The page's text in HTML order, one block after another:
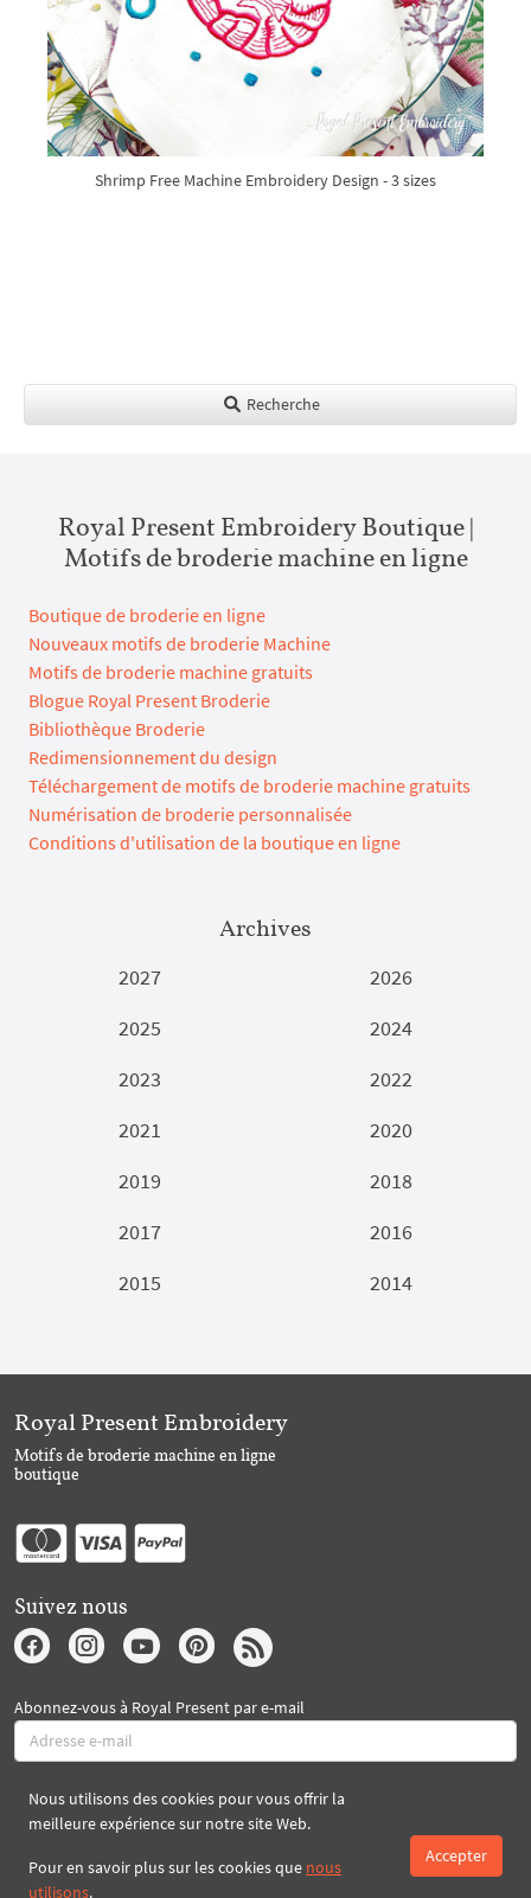
Shrimp Free Machine Embroidery Design - 3 sizes
Recherche
Royal Present Embroidery Boutique |
Motifs de broderie machine en ligne
Boutique de broderie en ligne
Nouveaux motifs de broderie Machine
Motifs de broderie machine gratuits
Blogue Royal Present Broderie
Bibliothèque Broderie
Redimensionnement du design
Téléchargement de motifs de broderie machine gratuits
Numérisation de broderie personnalisée
Conditions d'utilisation de la boutique en ligne
Archives
2027
2026
2025
2024
2023
2022
2021
2020
2019
2018
2017
2016
2015
2014
Nous utilisons des cookies pour vous offrir la
meilleure expérience sur notre site Web.
Pour en savoir plus sur les cookies que nous
utilisons.
Accepter
Royal Present Embroidery
Motifs de broderie machine en ligne
boutique
Suivez nous
Abonnez-vous à Royal Present par e-mail
S'abonner
Créé par 2026 Royal-Present.com ©